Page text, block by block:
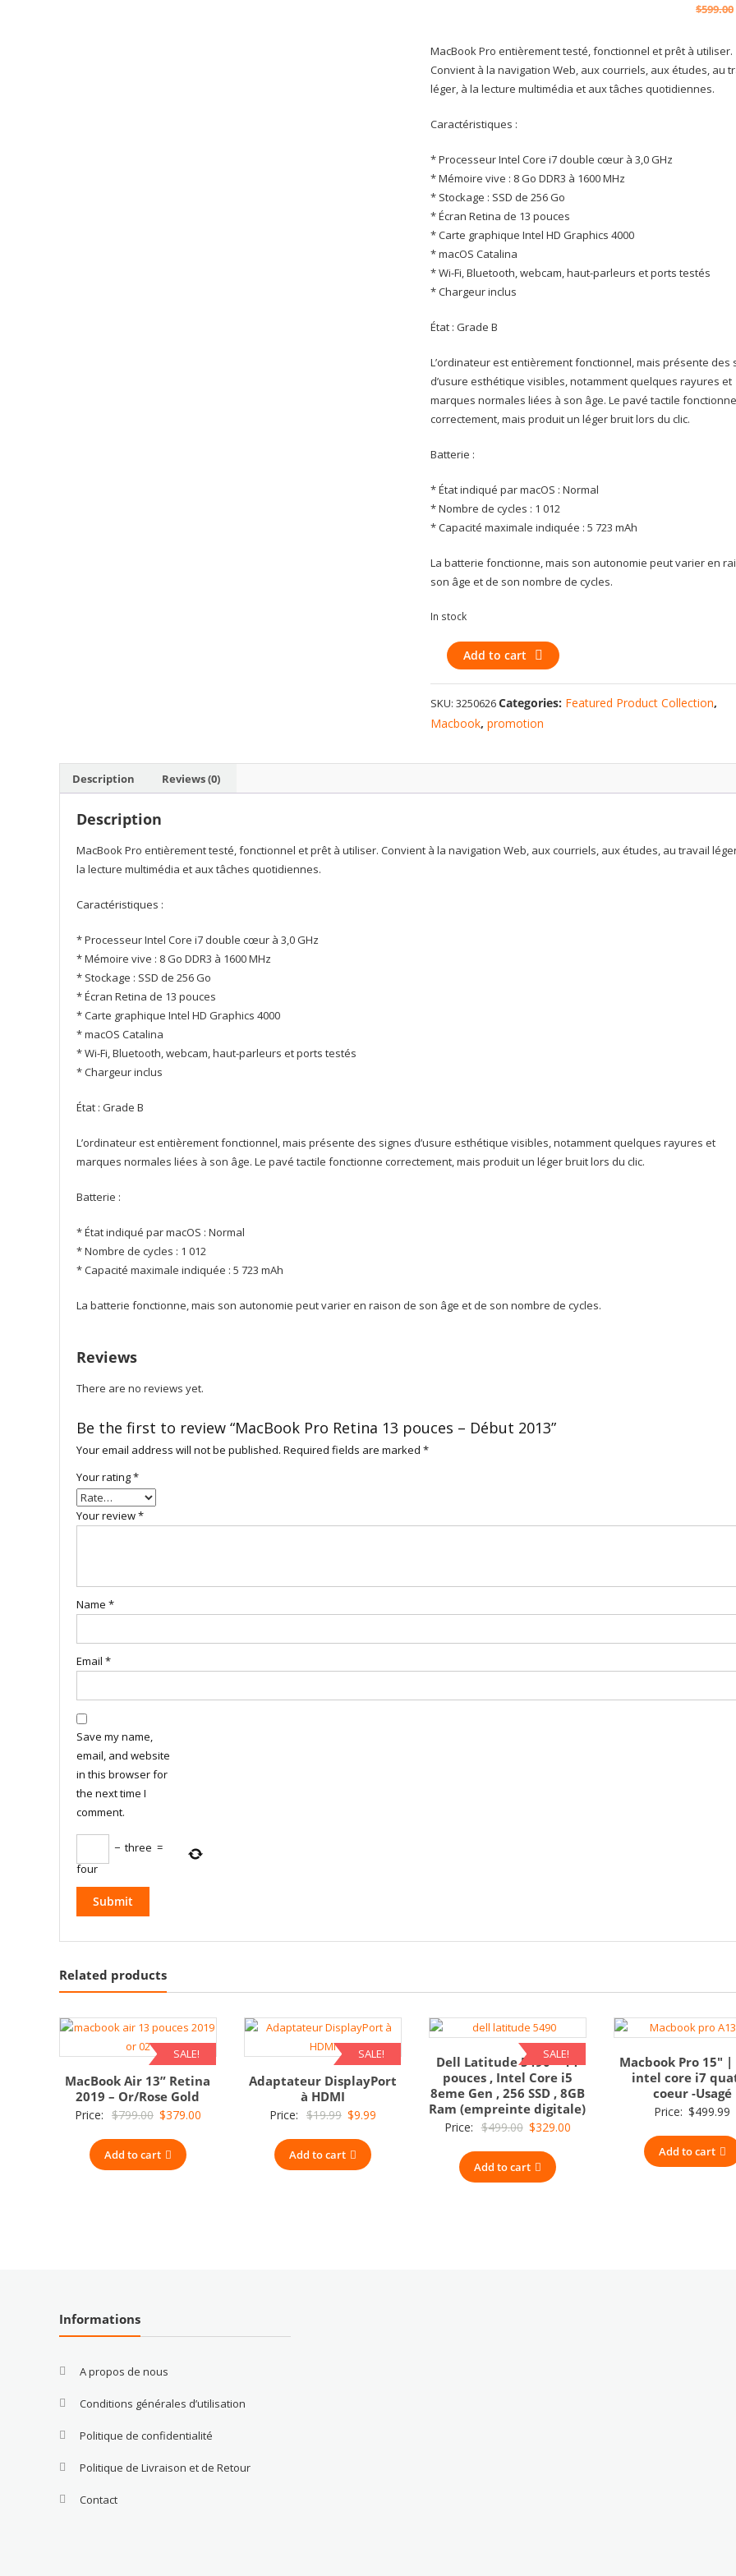
$599.00
MacBook Pro entièrement testé, fonctionnel et prêt à utiliser.
Convient à la navigation Web, aux courriels, aux études, au
léger, à la lecture multimédia et aux tâches quotidiennes.
Caractéristiques :
* Processeur Intel Core i7 double cœur à 3,0 GHz
* Mémoire vive : 8 Go DDR3 à 1600 MHz
* Stockage : SSD de 256 Go
* Écran Retina de 13 pouces
* Carte graphique Intel HD Graphics 4000
* macOS Catalina
* Wi-Fi, Bluetooth, webcam, haut-parleurs et ports testés
* Chargeur inclus
État : Grade B
L’ordinateur est entièrement fonctionnel, mais présente des
d’usure esthétique visibles, notamment quelques rayures et
marques normales liées à son âge. Le pavé tactile
correctement, mais produit un léger bruit lors du clic.
Batterie :
* État indiqué par macOS : Normal
* Nombre de cycles : 1 012
* Capacité maximale indiquée : 5 723 mAh
La batterie fonctionne, mais son autonomie peut varier en
son âge et de son nombre de cycles.
In stock
MacBook
Retina
13
pouces
Début
Add to cart
SKU:3250626Categories: Featured Product Collection,
Macbook,promotion
Description Reviews (0)
Description
MacBook Pro entièrement testé, fonctionnel et prêt à utiliser. Convient à la navigation Web, aux courriels, aux études, au travail
la lecture multimédia et aux tâches quotidiennes.
Caractéristiques :
* Processeur Intel Core i7 double cœur à 3,0 GHz
* Mémoire vive : 8 Go DDR3 à 1600 MHz
* Stockage : SSD de 256 Go
* Écran Retina de 13 pouces
* Carte graphique Intel HD Graphics 4000
* macOS Catalina
* Wi-Fi, Bluetooth, webcam, haut-parleurs et ports testés
* Chargeur inclus
État : Grade B
L’ordinateur est entièrement fonctionnel, mais présente des signes d’usure esthétique visibles, notamment quelques rayures et
marques normales liées à son âge. Le pavé tactile fonctionne correctement, mais produit un léger bruit lors du clic.
Batterie :
* État indiqué par macOS : Normal
* Nombre de cycles : 1 012
* Capacité maximale indiquée : 5 723 mAh
La batterie fonctionne, mais son autonomie peut varier en raison de son âge et de son nombre de cycles.
Reviews
There are no reviews yet.
Be the first to review “MacBook Pro Retina 13 pouces – Début 2013”
Your email address will not be published. Required fields are marked *
Your rating*
Your review*
Name *
Email *
Save my name,
email, and website
in this browser for
the next time I
comment.
− three =
four
Related products
SALE!
MacBook Air 13” Retina
2019 – Or/Rose Gold
Price: $799.00 Original
was:
$799.00.
$379.00Current
Add to cart
SALE!
Adaptateur DisplayPort
à HDMI
Price: $19.99 Original
was:
$19.99.
$9.99Current
Add to cart
SALE!
Dell Latitude 5490 – 14
pouces , Intel Core i5
8eme Gen , 256 SSD , 8GB
Ram (empreinte digitale)
Price: $499.00 Original
was:
$499.00.
$329.00Current
Add to cart
Macbook Pro 15″ |
intel core i7
coeur -Usagé
Price: $499.99
Add to cart
Informations
A propos de nous
Conditions générales d’utilisation
Politique de confidentialité
Politique de Livraison et de Retour
Contact